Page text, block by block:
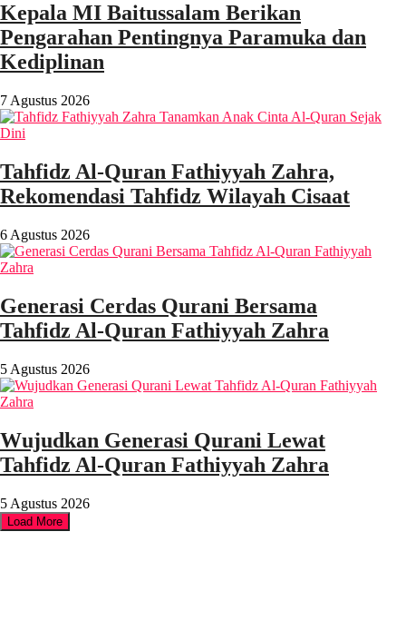
Kepala MI Baitussalam Berikan
Pengarahan Pentingnya Paramuka dan
Kediplinan
7 Agustus 2026
Tahfidz Al-Quran Fathiyyah Zahra,
Rekomendasi Tahfidz Wilayah Cisaat
6 Agustus 2026
Generasi Cerdas Qurani Bersama
Tahfidz Al-Quran Fathiyyah Zahra
5 Agustus 2026
Wujudkan Generasi Qurani Lewat
Tahfidz Al-Quran Fathiyyah Zahra
5 Agustus 2026
Load More